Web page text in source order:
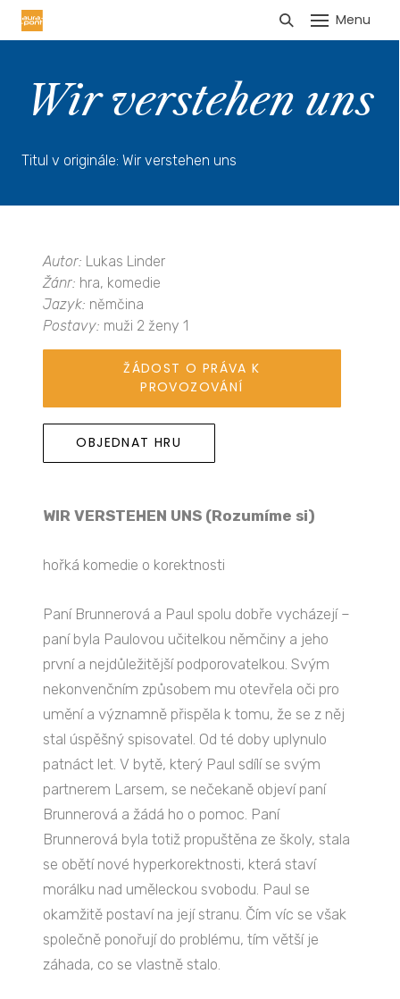
Menu
Wir verstehen uns
Titul v originále: Wir verstehen uns
Autor: Lukas Linder
Žánr: hra, komedie
Jazyk: němčina
Postavy: muži 2 ženy 1
ŽÁDOST O PRÁVA K
PROVOZOVÁNÍ
OBJEDNAT HRU
WIR VERSTEHEN UNS (Rozumíme si)
hořká komedie o korektnosti
Paní Brunnerová a Paul spolu dobře vycházejí –
paní byla Paulovou učitelkou němčiny a jeho
první a nejdůležitější podporovatelkou. Svým
nekonvenčním způsobem mu otevřela oči pro
umění a významně přispěla k tomu, že se z něj
stal úspěšný spisovatel. Od té doby uplynulo
patnáct let. V bytě, který Paul sdílí se svým
partnerem Larsem, se nečekaně objeví paní
Brunnerová a žádá ho o pomoc. Paní
Brunnerová byla totiž propuštěna ze školy, stala
se obětí nové hyperkorektnosti, která staví
morálku nad uměleckou svobodu. Paul se
okamžitě postaví na její stranu. Čím víc se však
společně ponořují do problému, tím větší je
záhada, co se vlastně stalo.